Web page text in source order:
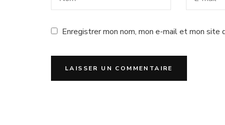
Enregistrer mon nom, mon e-mail et mon site